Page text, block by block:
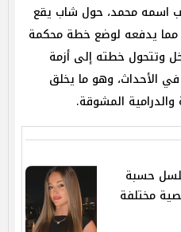
اسمه محمد، حول شاب يقع
مما يدفعه لوضع خطة محكمة
وتتحول خطته إلى أزمة
الأحداث، وهو ما يخلق
المشوقة.
2025.. مسلسل حسبة
مختلفة